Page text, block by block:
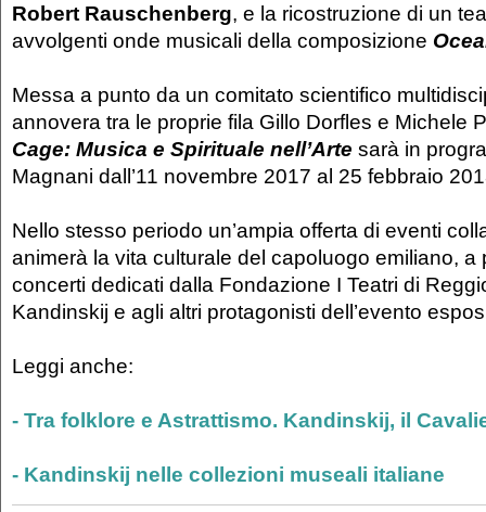
Robert Rauschenberg, e la ricostruzione di un
avvolgenti onde musicali della composizione
Messa a punto da un comitato scientifico
annovera tra le proprie fila Gillo Dorfles e Michele
Cage: Musica e Spirituale nell’Arte sarà in
Magnani dall’11 novembre 2017 al 25 febbraio
Nello stesso periodo un’ampia offerta di eventi
animerà la vita culturale del capoluogo emiliano, a
concerti dedicati dalla Fondazione I Teatri di
Kandinskij e agli altri protagonisti dell’evento
Leggi anche:
- Tra folklore e Astrattismo. Kandinskij, il
- Kandinskij nelle collezioni museali italiane